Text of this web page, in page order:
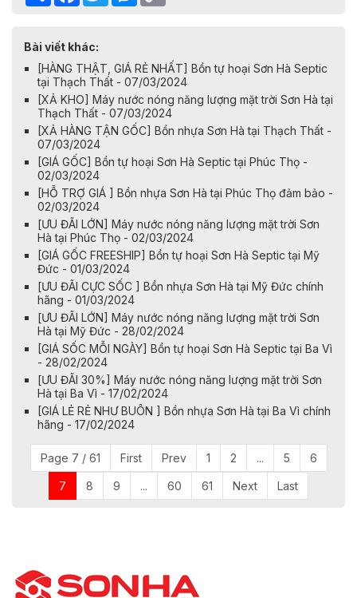
Bài viết khác:
[HÀNG THẬT, GIÁ RẺ NHẤT] Bồn tự hoại Sơn Hà Septic
tại Thạch Thất - 07/03/2024
[XẢ KHO] Máy nước nóng năng lượng mặt trời Sơn Hà tại
Thạch Thất - 07/03/2024
[XẢ HÀNG TẬN GỐC] Bồn nhựa Sơn Hà tại Thạch Thất -
07/03/2024
[GIÁ GỐC] Bồn tự hoại Sơn Hà Septic tại Phúc Thọ -
02/03/2024
[HỖ TRỢ GIÁ ] Bồn nhựa Sơn Hà tại Phúc Thọ đảm bảo -
02/03/2024
[ƯU ĐÃI LỚN] Máy nước nóng năng lượng mặt trời Sơn
Hà tại Phúc Thọ - 02/03/2024
[GIÁ GỐC FREESHIP] Bồn tự hoại Sơn Hà Septic tại Mỹ
Đức - 01/03/2024
​​​​[ƯU ĐÃI CỰC SỐC ] Bồn nhựa Sơn Hà tại Mỹ Đức chính
hãng - 01/03/2024
[ƯU ĐÃI LỚN] Máy nước nóng năng lượng mặt trời Sơn
Hà tại Mỹ Đức - 28/02/2024
[GIÁ SỐC MỖI NGÀY] Bồn tự hoại Sơn Hà Septic tại Ba Vì
- 28/02/2024
[ƯU ĐÃI 30%] Máy nước nóng năng lượng mặt trời Sơn
Hà tại Ba Vì - 17/02/2024
[GIÁ LẺ RẺ NHƯ BUÔN ] Bồn nhựa Sơn Hà tại Ba Vì chính
hãng - 17/02/2024
Page 7 / 61 First Prev 1 2 ... 5 6
7 8 9 ... 60 61 Next Last